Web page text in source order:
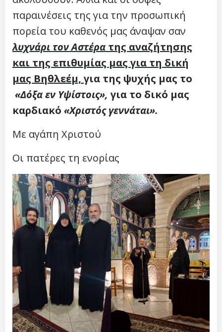
παραινέσεις της για την προσωπική
πορεία του καθενός μας άναψαν σαν
λυχνάρι τον Αστέρα της αναζήτησης
και της επιθυμίας μας για τη δική
μας Βηθλεέμ, για της ψυχής μας το
«Δόξα εν Υψίστοις», για το δικό μας
καρδιακό «Χριστός γεννάται».
Με αγάπη Χριστού
Οι πατέρες τη ενορίας